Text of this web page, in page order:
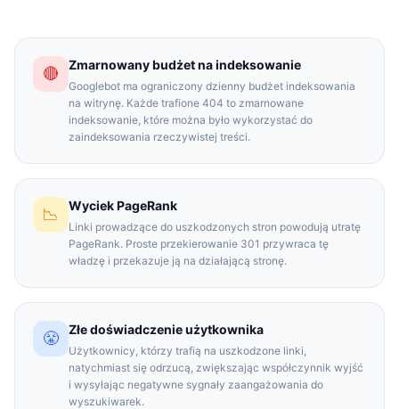
🔴 Zmarnowany budżet na indeksowanie
Googlebot ma ograniczony dzienny budżet indeksowania
na witrynę. Każde trafione 404 to zmarnowane
indeksowanie, które można było wykorzystać do
zaindeksowania rzeczywistej treści.
📉 Wyciek PageRank
Linki prowadzące do uszkodzonych stron powodują utratę
PageRank. Proste przekierowanie 301 przywraca tę
władzę i przekazuje ją na działającą stronę.
😤 Złe doświadczenie użytkownika
Użytkownicy, którzy trafią na uszkodzone linki,
natychmiast się odrzucą, zwiększając współczynnik wyjść
i wysyłając negatywne sygnały zaangażowania do
wyszukiwarek.